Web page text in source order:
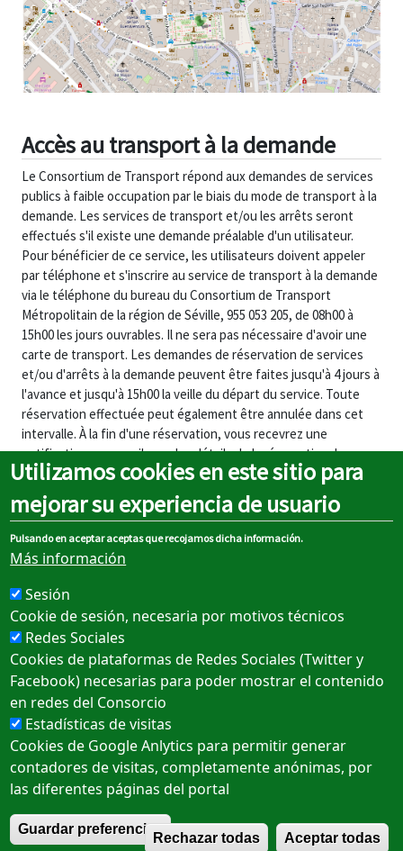
Accès au transport à la demande
Le Consortium de Transport répond aux demandes de services
publics à faible occupation par le biais du mode de transport à la
demande. Les services de transport et/ou les arrêts seront
effectués s'il existe une demande préalable d'un utilisateur.
Pour bénéficier de ce service, les utilisateurs doivent appeler
par téléphone et s'inscrire au service de transport à la demande
via le téléphone du bureau du Consortium de Transport
Métropolitain de la région de Séville, 955 053 205, de 08h00 à
15h00 les jours ouvrables. Il ne sera pas nécessaire d'avoir une
carte de transport. Les demandes de réservation de services
et/ou d'arrêts à la demande peuvent être faites jusqu'à 4 jours à
l'avance et jusqu'à 15h00 la veille du départ du service. Toute
réservation effectuée peut également être annulée dans cet
intervalle. À la fin d'une réservation, vous recevrez une
notification par e-mail avec les détails de la réservation. Le
Consortium se réserve le droit de suspendre un compte s'il
détecte un non-respect répété des conditions d'utilisation,
tout en informant ledit utilisateur de cette situation afin qu'il
puisse apporter les clarifications nécessaires.
Sobre el portal
Mentions légales
Politique des cookies
Politique de confidentialité
Utilizamos cookies en este sitio para
mejorar su experiencia de usuario
Pulsando en aceptar aceptas que recojamos dicha información.
Más información
Sesión
Cookie de sesión, necesaria por motivos técnicos
Redes Sociales
Cookies de plataformas de Redes Sociales (Twitter y
Facebook) necesarias para poder mostrar el contenido
en redes del Consorcio
Estadísticas de visitas
Cookies de Google Anlytics para permitir generar
contadores de visitas, completamente anónimas, por
las diferentes páginas del portal
Guardar preferencias
Rechazar todas Aceptar todas